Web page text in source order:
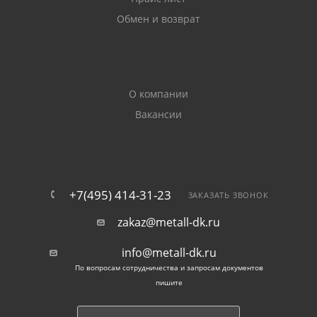
16523-97 — тонкий прокат до 3,9 мм из
металл до 160 мм из СТ20.
Стандарты регулируют толщину стали, предел
дефектов, другие особенности материала.
Область применения
Обмен и возврат
О компании
Вакансии
+7(495) 414-31-23 ЗАКАЗАТЬ ЗВОНОК
zakaz@metall-dk.ru
info@metall-dk.ru
По вопросам сотрудничества и запросам документов
пишите